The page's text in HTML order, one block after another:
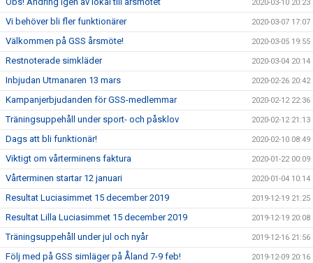
2020-03-10 20:23
Vi behöver bli fler funktionärer 2020-03-07 17:07
Välkommen på GSS årsmöte! 2020-03-05 19:55
Restnoterade simkläder 2020-03-04 20:14
Inbjudan Utmanaren 13 mars 2020-02-26 20:42
Kampanjerbjudanden för GSS-medlemmar 2020-02-12 22:36
Träningsuppehåll under sport- och påsklov 2020-02-12 21:13
Dags att bli funktionär! 2020-02-10 08:49
Viktigt om vårterminens faktura 2020-01-22 00:09
Vårterminen startar 12 januari 2020-01-04 10:14
Resultat Luciasimmet 15 december 2019 2019-12-19 21:25
Resultat Lilla Luciasimmet 15 december 2019 2019-12-19 20:08
Träningsuppehåll under jul och nyår 2019-12-16 21:56
Följ med på GSS simläger på Åland 7-9 feb! 2019-12-09 20:16